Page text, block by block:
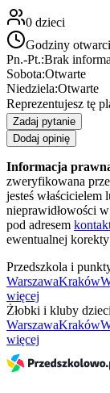
0 dzieci
Godziny
Pn.-Pt.:Brak
Sobota:Otwarte
Niedziela:Otwarte
Reprezentujesz tę
Zadaj pytanie
Dodaj opinię
Informacja
zweryfikowana
jesteś
nieprawidłowości
pod adresem
ewentualnej
Przedszkola i
WarszawaKraków
więcej
Żłobki i kluby
WarszawaKraków
więcej